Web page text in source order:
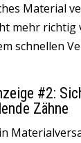
Material
mehr richtig
schnellen
#2:
Zähne